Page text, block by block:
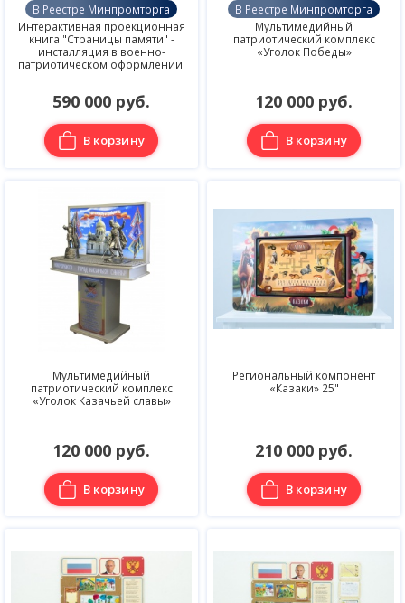
В Реестре Минпромторга
Интерактивная проекционная
книга "Страницы памяти" -
инсталляция в военно-
патриотическом оформлении.
590 000 руб.
В корзину
В Реестре Минпромторга
Мультимедийный
патриотический комплекс
«Уголок Победы»
120 000 руб.
В корзину
Мультимедийный
патриотический комплекс
«Уголок Казачьей славы»
120 000 руб.
В корзину
Региональный компонент
«Казаки» 25"
210 000 руб.
В корзину